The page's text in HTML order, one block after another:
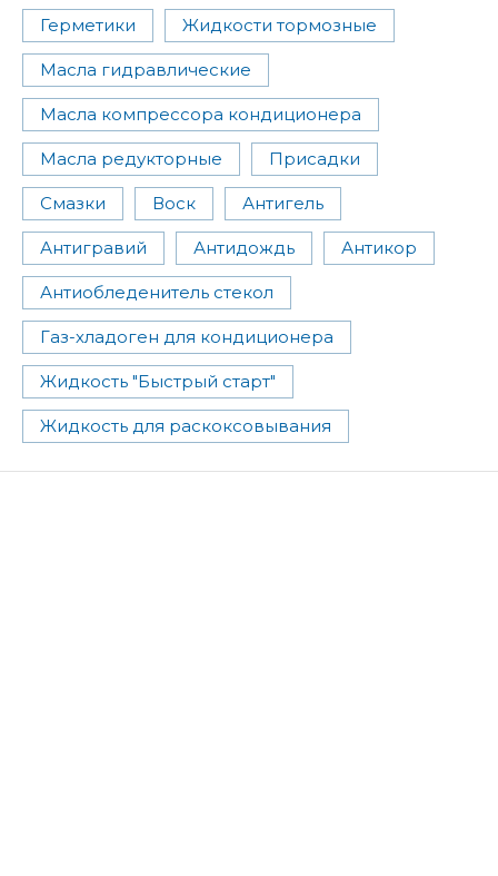
Герметики Жидкости тормозные
Масла гидравлические
Масла компрессора кондиционера
Масла редукторные Присадки
Смазки Воск Антигель
Антигравий Антидождь Антикор
Антиобледенитель стекол
Газ-хладоген для кондиционера
Жидкость "Быстрый старт"
Жидкость для раскоксовывания